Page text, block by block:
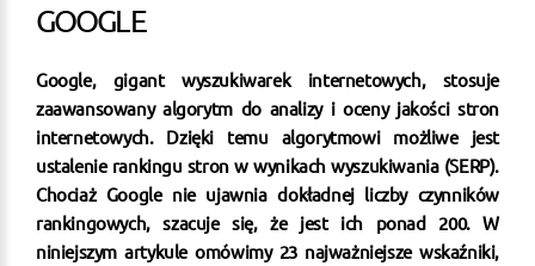
GOOGLE
Google, gigant wyszukiwarek internetowych, stosuje
zaawansowany algorytm do analizy i oceny jakości stron
internetowych. Dzięki temu algorytmowi możliwe jest
ustalenie rankingu stron w wynikach wyszukiwania (SERP).
Chociaż Google nie ujawnia dokładnej liczby czynników
rankingowych, szacuje się, że jest ich ponad 200. W
niniejszym artykule omówimy 23 najważniejsze wskaźniki,